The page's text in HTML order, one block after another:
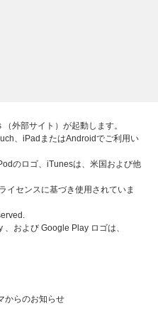
外部サイト）が起動します。
、iPadまたはAndroidでご利用い
のロゴ、iTunesは、米国および他
イセンスに基づき使用されていま
および Google Play ロゴは、
からのお知らせ